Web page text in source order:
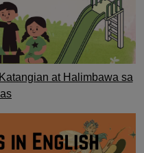
at Halimbawa sa